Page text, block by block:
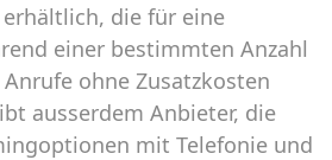
die für eine
einer bestimmten Anzahl
ohne Zusatzkosten
ausserdem Anbieter, die
mit Telefonie und